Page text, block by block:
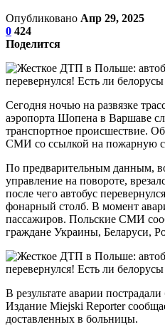
Опубликовано Апр 29, 2025
0 424
Поделится
Сегодня ночью на развязке
аэропорта Шопена в Варшаве
транспортное происшествие.
СМИ со ссылкой на пожарную
По предварительным данным,
управление на повороте,
после чего автобус
фонарный столб. В момент
пассажиров. Польские СМИ
граждане Украины, Беларуси,
В результате аварии
Издание Miejski Reporter
доставленных в больницы.